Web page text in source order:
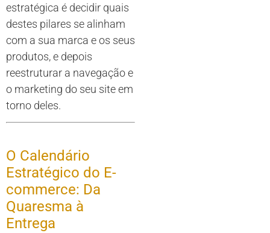
estratégica é decidir quais
destes pilares se alinham
com a sua marca e os seus
produtos, e depois
reestruturar a navegação e
o marketing do seu site em
torno deles.
O Calendário
Estratégico do E-
commerce: Da
Quaresma à
Entrega